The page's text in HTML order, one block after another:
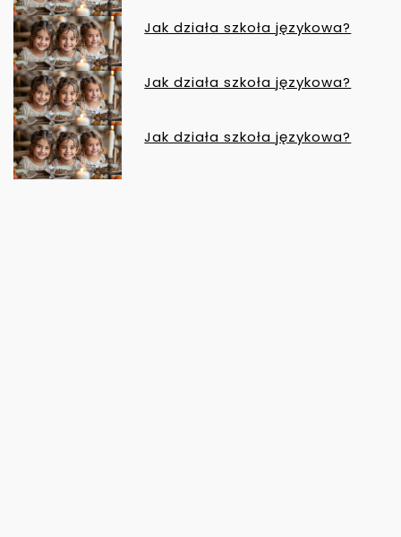
Jak działa szkoła językowa?
Jak działa szkoła językowa?
Jak działa szkoła językowa?
I
G
A
C
J
A
W
P
I